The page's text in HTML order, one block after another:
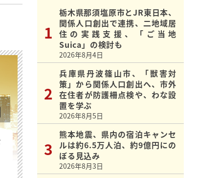
栃木県那須塩原市とJR東日本、
関係人口創出で連携、二地域居
住の実践支援、「ご当地
Suica」の検討も
2026年8月4日
兵庫県丹波篠山市、「獣害対
策」から関係人口創出へ、市外
在住者が防護柵点検や、わな設
置を学ぶ
2026年8月5日
熊本地震、県内の宿泊キャンセ
ルは約6.5万人泊、約9億円にの
ぼる見込み
2026年8月3日